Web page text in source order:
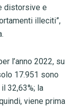
distorsive e
illeciti”,
l’anno 2022, su
17.951 sono
32,63%; la
viene prima